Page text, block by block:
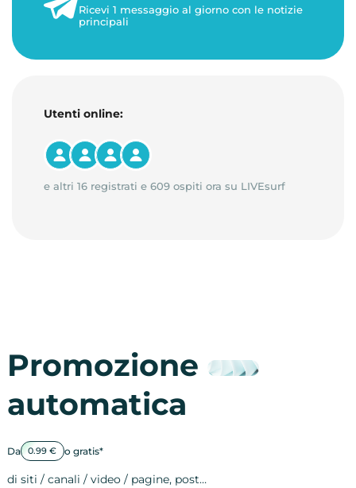
1 minuto di letturaRicevi 1 messaggio al giorno con le notizie
principali
Utenti online:
e altri 16 registrati e 609 ospiti ora su LIVEsurf
Promozione
automatica
Da 0.99 € o gratis*
di siti / canali / video / pagine, post…